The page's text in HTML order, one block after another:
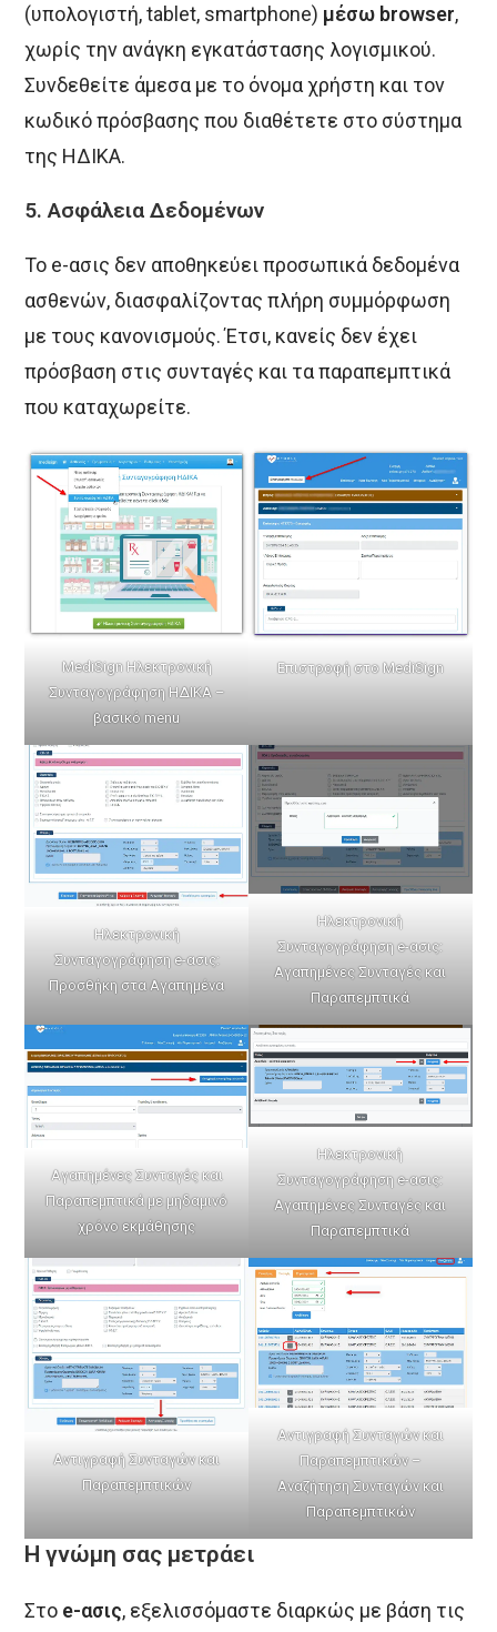
(υπολογιστή, tablet, smartphone) μέσω browser,
χωρίς την ανάγκη εγκατάστασης λογισμικού.
Συνδεθείτε άμεσα με το όνομα χρήστη και τον
κωδικό πρόσβασης που διαθέτετε στο σύστημα
της ΗΔΙΚΑ.
5.Ασφάλεια Δεδομένων
Το e-ασις δεν αποθηκεύει προσωπικά δεδομένα
ασθενών, διασφαλίζοντας πλήρη συμμόρφωση
με τους κανονισμούς. Έτσι, κανείς δεν έχει
πρόσβαση στις συνταγές και τα παραπεμπτικά
που καταχωρείτε.
MediSign Ηλεκτρονική
Συνταγογράφηση ΗΔΙΚΑ –
βασικό menu
Επιστροφή στο MediSign
Ηλεκτρονική
Συνταγογράφηση e-ασις:
Προσθήκη στα Αγαπημένα
Ηλεκτρονική
Συνταγογράφηση e-ασις:
Αγαπημένες Συνταγές και
Παραπεμπτικά
Αγαπημένες Συνταγές και
Παραπεμπτικά με μηδαμινό
χρόνο εκμάθησης
Ηλεκτρονική
Συνταγογράφηση e-ασις:
Αγαπημένες Συνταγές και
Παραπεμπτικά
Αντιγραφή Συνταγών και
Παραπεμπτικών
Αντιγραφή Συνταγών και
Παραπεμπτικών –
Αναζήτηση Συνταγών και
Παραπεμπτικών
Η γνώμη σας μετράει
Στο e-ασις, εξελισσόμαστε διαρκώς με βάση τις